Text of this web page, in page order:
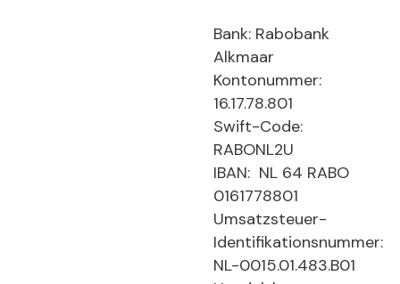
Bank: Rabobank
Alkmaar
Kontonummer:
16.17.78.801
Swift-Code:
RABONL2U
IBAN: NL 64 RABO
0161778801
Umsatzsteuer-
Identifikationsnummer:
NL-0015.01.483.B01